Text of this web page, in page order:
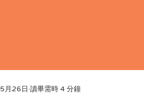
5月26日 讀畢需時 4 分鐘